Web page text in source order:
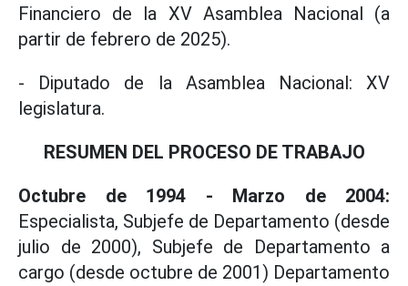
Financiero de la XV Asamblea Nacional (a
partir de febrero de 2025).
- Diputado de la Asamblea Nacional: XV
legislatura.
RESUMEN DEL PROCESO DE TRABAJO
Octubre de 1994 - Marzo de 2004:
Especialista, Subjefe de Departamento (desde
julio de 2000), Subjefe de Departamento a
cargo (desde octubre de 2001) Departamento